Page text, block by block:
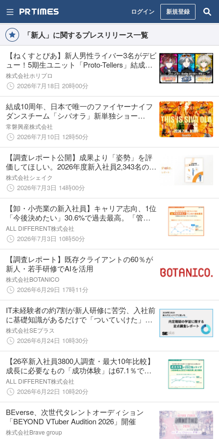
ログイン 新規登録
「新人」に関するプレスリリース一覧
【ねくすとぴあ】新人男性ライバー3名がデビ
ュー！5期生ユニット「Proto-Tellers」結成＆8
月8日(土)20:00より初配信決定！
株式会社ホリプロ
2026年7月18日 20時00分
結成10周年、日本で唯一のファイヤーナイフ
ダンスチーム「シバオラ」新単独ショー
「THIS IS SIVA OLA」、新メンバー「WERO
カズ」、同日デビュー
常磐興産株式会社
2026年7月10日 12時50分
【調査レポート公開】成果より「姿勢」を評
価してほしい。2026年度新入社員2,343名の意
識調査から見えた、今どき新人の「承認」欲
求と仕事観のリアル
株式会社シェイク
2026年7月3日 14時00分
【卸・小売業の新入社員】キャリア志向、1位
「今後決めたい」30.6%で過去最高。「管理
職志向」は4年前より10ポイント低下の27.0%
ALL DIFFERENT株式会社
2026年7月3日 10時50分
【調査レポート】既存クライアントの60％が
新人・若手研修でAIを活用
株式会社BOTANICO
2026年6月29日 17時11分
IT未経験者の約7割が新人研修に苦労、入社前
に基礎知識があるだけで「ついていけた」割
合が約2倍に上昇【新卒ITエンジニア 内定期
間の学習に関する定点調査2026】
株式会社SEプラス
2026年6月24日 10時30分
【26卒新入社員3800人調査・最大10年比較】
成長に必要なもの「成功体験」は67.1％で過
去最大
ALL DIFFERENT株式会社
2026年6月22日 10時20分
BEverse、次世代タレントオーディション
「BEYOND VTuber Audition 2026」開催
株式会社Brave group